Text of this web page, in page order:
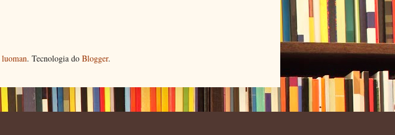
luoman. Tecnologia do Blogger.